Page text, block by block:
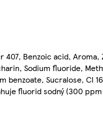
407, Benzoic acid, Aroma,
Sodium fluoride,
benzoate, Sucralose, CI
fluorid sodný (300 ppm